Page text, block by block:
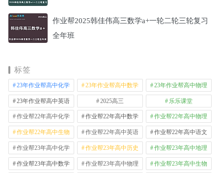
作业帮2025韩佳伟高三数学a+一轮二轮三轮复习
全年班
标签
23年作业帮高中化学 23年作业帮高中数学 23年作业帮高中物理
23年作业帮高中英语 2025高三 乐乐课堂
作业帮22年高中化学 作业帮22年高中数学 作业帮22年高中物理
作业帮22年高中生物 作业帮22年高中英语 作业帮22年高中语文
作业帮23年高中化学 作业帮23年高中历史 作业帮23年高中地理
作业帮23年高中数学 作业帮23年高中物理 作业帮23年高中生物